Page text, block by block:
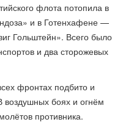
флота потопила в
и в Готенхафене —
Гольштейн». Всего было
и два сторожевых
фронтах подбито и
воздушных боях и огнём
противника.